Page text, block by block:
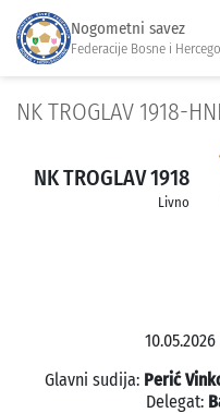
Nogometni savez
Federacije Bosne i
NK TROGLAV 1918-
NK TROGLAV 1918
Livno
Glavni sudija: Perić
Delegat: